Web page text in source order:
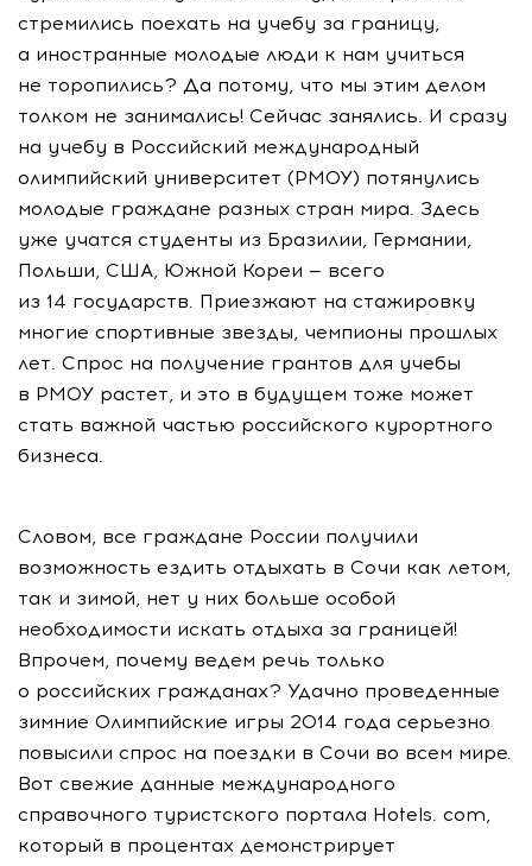
стремились поехать на учебу за границу,
а иностранные молодые люди к нам учиться
не торопились? Да потому, что мы этим делом
толком не занимались! Сейчас занялись. И сразу
на учебу в Российский международный
олимпийский университет (РМОУ) потянулись
молодые граждане разных стран мира. Здесь
уже учатся студенты из Бразилии, Германии,
Польши, США, Южной Кореи — всего
из 14 государств. Приезжают на стажировку
многие спортивные звезды, чемпионы прошлых
лет. Спрос на получение грантов для учебы
в РМОУ растет, и это в будущем тоже может
стать важной частью российского курортного
бизнеса.
Словом, все граждане России получили
возможность ездить отдыхать в Сочи как летом,
так и зимой, нет у них больше особой
необходимости искать отдыха за границей!
Впрочем, почему ведем речь только
о российских гражданах? Удачно проведенные
зимние Олимпийские игры 2014 года серьезно
повысили спрос на поездки в Сочи во всем мире.
Вот свежие данные международного
справочного туристского портала Hotels. com,
который в процентах демонстрирует